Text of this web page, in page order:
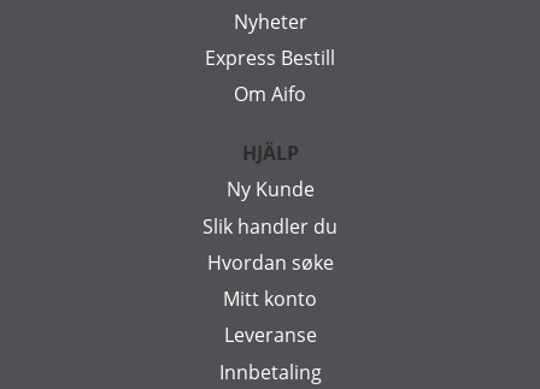
Nyheter
Express Bestill
Om Aifo
HJÄLP
Ny Kunde
Slik handler du
Hvordan søke
Mitt konto
Leveranse
Innbetaling